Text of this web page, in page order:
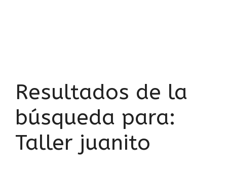
Resultados de la
búsqueda para:
Taller juanito